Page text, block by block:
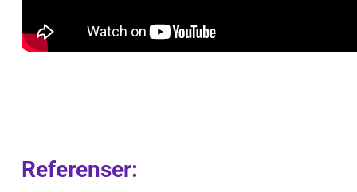
Referenser: